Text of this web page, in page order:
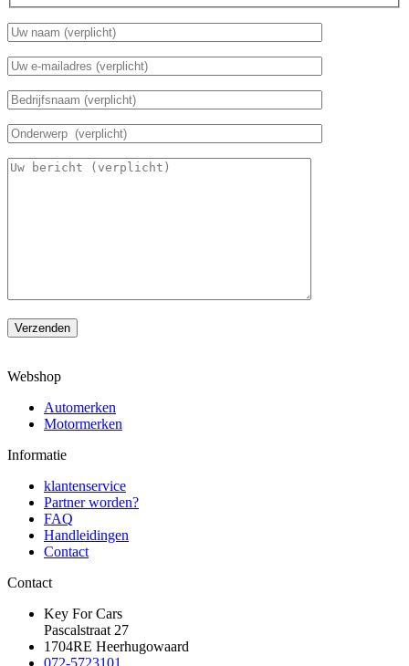
Verzenden
Webshop
Automerken
Motormerken
Informatie
klantenservice
Partner worden?
FAQ
Handleidingen
Contact
Contact
Key For Cars
Pascalstraat 27
1704RE Heerhugowaard
072-5723101